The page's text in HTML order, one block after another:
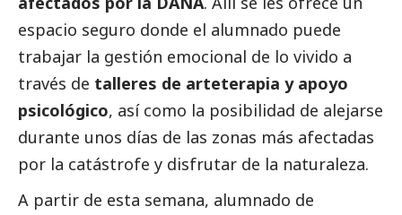
espacio seguro donde el alumnado puede
trabajar la gestión emocional de lo vivido a
través de talleres de arteterapia y apoyo
psicológico, así como la posibilidad de alejarse
durante unos días de las zonas más afectadas
por la catástrofe y disfrutar de la naturaleza.
A partir de esta semana, alumnado de